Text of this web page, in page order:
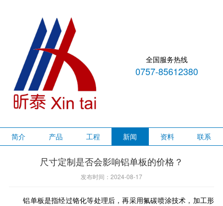
全国服务热线
0757-85612380
简介 产品 工程 新闻 资料 联系
尺寸定制是否会影响铝单板的价格？
发布时间：2024-08-17
铝单板是指经过铬化等处理后，再采用氟碳喷涂技术，加工形